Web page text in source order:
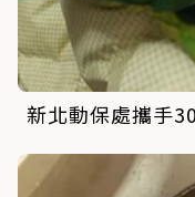
新北動保處攜手